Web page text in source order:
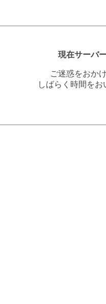
現在サーバ
ご迷惑をおか
しばらく時間を